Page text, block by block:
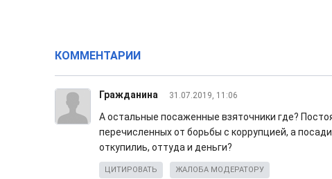
КОММЕНТАРИИ
Гражданина 31.07.2019, 11:06
А остальные посаженные взяточники где?
перечисленных от борьбы с коррупцией, а
откупилиь, оттуда и деньги?
ЦИТИРОВАТЬ ЖАЛОБА МОДЕРАТОРУ